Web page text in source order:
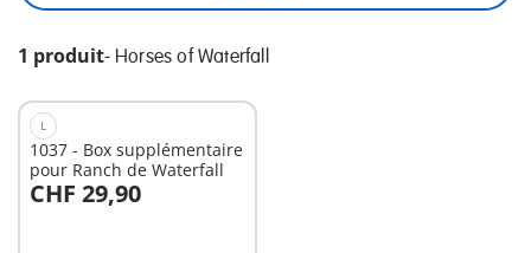
1 produit- Horses of Waterfall
L
1037 - Box supplémentaire
pour Ranch de Waterfall
CHF 29,90
Au panier